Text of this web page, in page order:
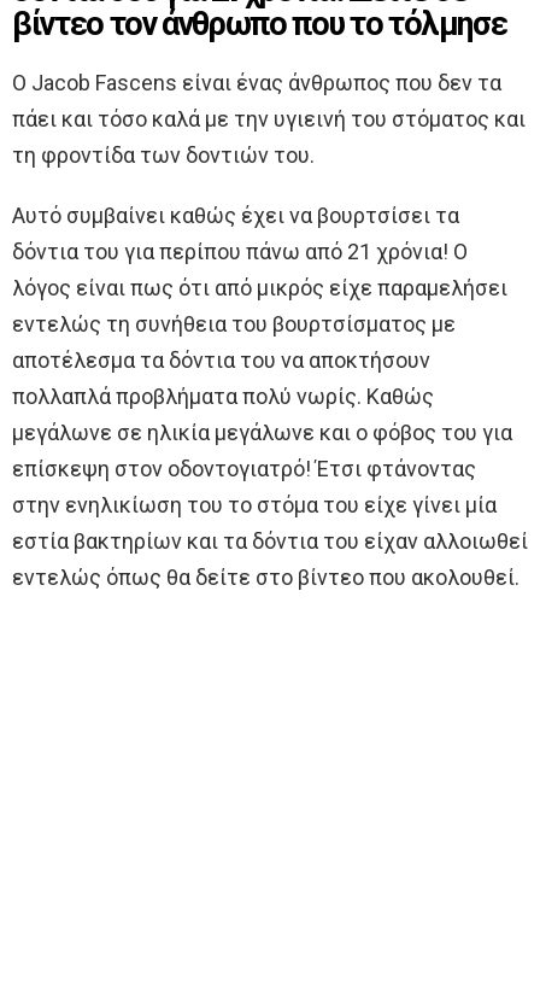
βίντεο τον άνθρωπο που το τόλμησε
Ο Jacob Fascens είναι ένας άνθρωπος που δεν τα
πάει και τόσο καλά με την υγιεινή του στόματος και
τη φροντίδα των δοντιών του.
Αυτό συμβαίνει καθώς έχει να βουρτσίσει τα
δόντια του για περίπου πάνω από 21 χρόνια! Ο
λόγος είναι πως ότι από μικρός είχε παραμελήσει
εντελώς τη συνήθεια του βουρτσίσματος με
αποτέλεσμα τα δόντια του να αποκτήσουν
πολλαπλά προβλήματα πολύ νωρίς. Καθώς
μεγάλωνε σε ηλικία μεγάλωνε και ο φόβος του για
επίσκεψη στον οδοντογιατρό! Έτσι φτάνοντας
στην ενηλικίωση του το στόμα του είχε γίνει μία
εστία βακτηρίων και τα δόντια του είχαν αλλοιωθεί
εντελώς όπως θα δείτε στο βίντεο που ακολουθεί.